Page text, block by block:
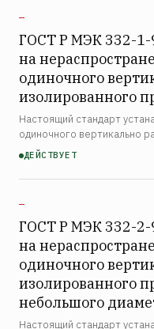
—
ГОСТ Р МЭК 332-1-
на
одиночного
изолированного
Настоящий стандарт
одиночного вертикально
провода или кабеля на
требования к оценке
Применение п…
ДЕЙСТВУЕТ
—
ГОСТ Р МЭК 332-2-
на
одиночного
изолированного
небольшого
Настоящий стандарт